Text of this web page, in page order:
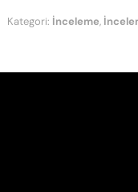
Kategori: İnceleme,